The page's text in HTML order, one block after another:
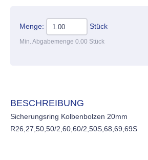
Menge: Stück
Min. Abgabemenge 0.00 Stück
BESCHREIBUNG
Sicherungsring Kolbenbolzen 20mm
R26,27,50,50/2,60,60/2,50S,68,69,69S